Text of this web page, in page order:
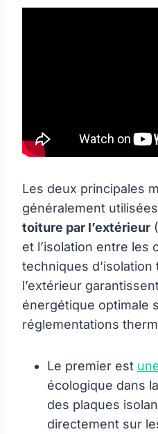
Les deux principales
généralement utilisées
toiture par l’extérieur
et l’isolation entre les
techniques
l’extérieur
énergétique optimale
réglementations
Le premier est
écologique dans
des plaques
directement sur